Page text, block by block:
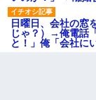
日曜日、会社の窓
じゃ？）→俺電話
と！」俺「会社に